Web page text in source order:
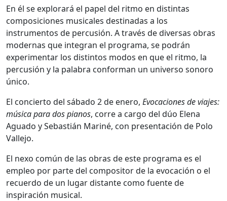
En él se explorará el papel del ritmo en distintas
composiciones musicales destinadas a los
instrumentos de percusión. A través de diversas obras
modernas que integran el programa, se podrán
experimentar los distintos modos en que el ritmo, la
percusión y la palabra conforman un universo sonoro
único.
El concierto del sábado 2 de enero, Evocaciones de viajes:
música para dos pianos, corre a cargo del dúo Elena
Aguado y Sebastián Mariné, con presentación de Polo
Vallejo.
El nexo común de las obras de este programa es el
empleo por parte del compositor de la evocación o el
recuerdo de un lugar distante como fuente de
inspiración musical.